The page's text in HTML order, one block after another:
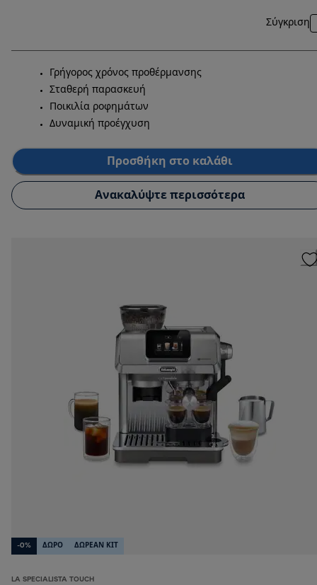
Σύγκριση
Γρήγορος χρόνος προθέρμανσης
Σταθερή παρασκευή
Ποικιλία ροφημάτων
Δυναμική προέγχυση
Προσθήκη στο καλάθι
Ανακαλύψτε περισσότερα
-0% ΔΩΡΟ ΔΩΡΕΆΝ ΚΙΤ
LA SPECIALISTA TOUCH